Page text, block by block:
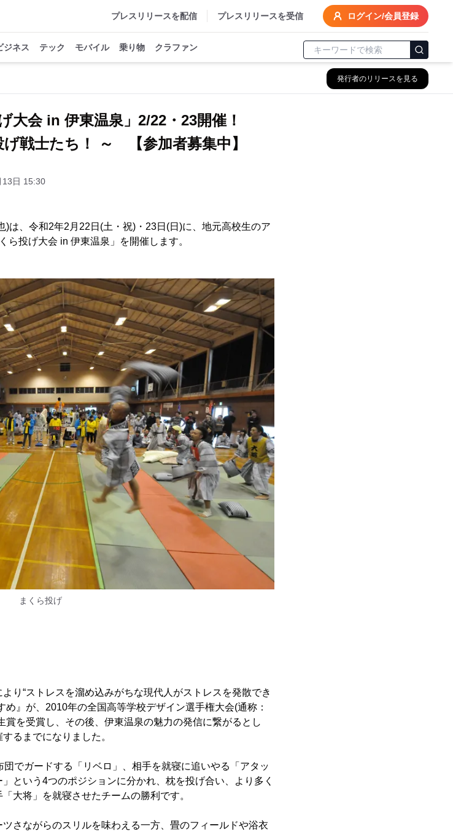
プレスリリースを配信 プレスリリースを受信 ログイン/会員登録
ジネス テック モバイル 乗り物 クラファン
発行者のリリースを見る
大会 in 伊東温泉」2/22・23開催！
戦士たち！ ～ 【参加者募集中】
13日 15:30
は、令和2年2月22日(土・祝)・23日(日)に、地元高校生のア
ら投げ大会 in 伊東温泉」を開催します。
まくら投げ
り“ストレスを溜め込みがちな現代人がストレスを発散でき
』が、2010年の全国高等学校デザイン選手権大会(通称：
を受賞し、その後、伊東温泉の魅力の発信に繋がるとし
るまでになりました。
でガードする「リベロ」、相手を就寝に追いやる「アタッ
という4つのポジションに分かれ、枕を投げ合い、より多く
大将」を就寝させたチームの勝利です。
さながらのスリルを味わえる一方、畳のフィールドや浴衣